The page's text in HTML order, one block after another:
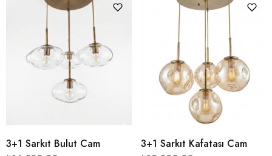
3+1 Sarkıt Bulut Cam
3+1 Sarkıt Kafatası Cam